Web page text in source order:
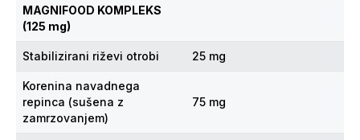
MAGNIFOOD KOMPLEKS
(125 mg)
Stabilizirani riževi otrobi 25 mg
Korenina navadnega
repinca (sušena z
zamrzovanjem)
75 mg